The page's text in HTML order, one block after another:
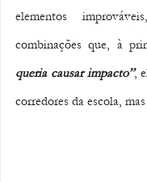
elementos
combinações que, à
queria causar impacto”,
corredores da escola,